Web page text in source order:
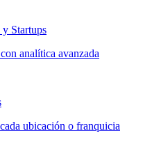
y Startups
analítica avanzada
ubicación o franquicia